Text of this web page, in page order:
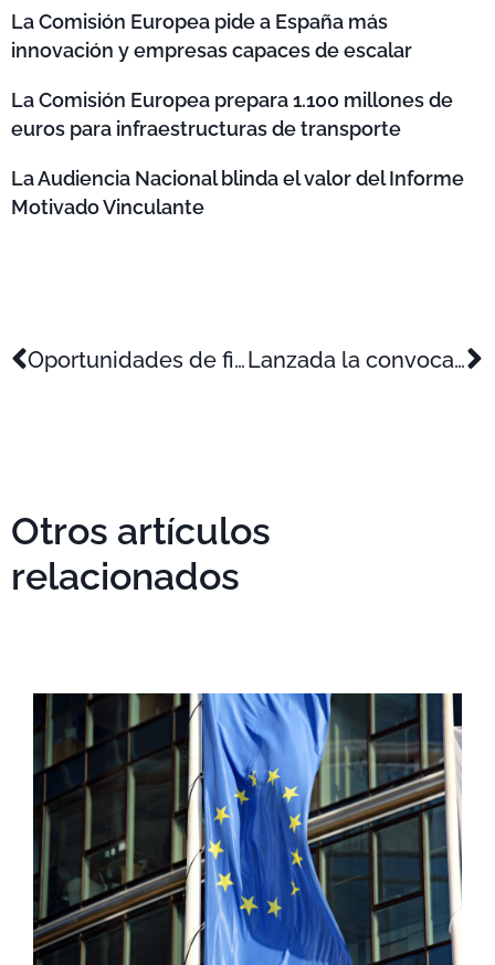
La Comisión Europea pide a España más
innovación y empresas capaces de escalar
La Comisión Europea prepara 1.100 millones de
euros para infraestructuras de transporte
La Audiencia Nacional blinda el valor del Informe
Motivado Vinculante
Oportunidades de financiación para proyectos sociales en 2026 Lanzada la convocatoria de LIFE 2026 con 601,5 millones de euros
Otros artículos
relacionados